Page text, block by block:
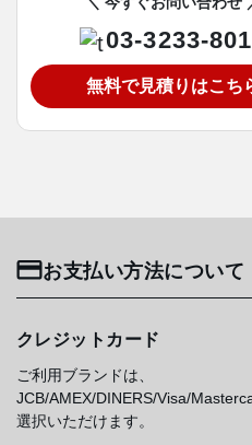
03-3233-
無料で見積りはこち
お支払い方法について
クレジットカード
ご利用ブランドは、
JCB/AMEX/DINERS/Visa/
選択いただけます。